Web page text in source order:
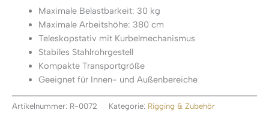
Maximale Belastbarkeit: 30 kg
Maximale Arbeitshöhe: 380 cm
Teleskopstativ mit Kurbelmechanismus
Stabiles Stahlrohrgestell
Kompakte Transportgröße
Geeignet für Innen- und Außenbereiche
Artikelnummer: R-0072 Kategorie: Rigging & Zubehör